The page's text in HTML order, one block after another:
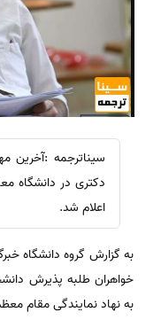
سیناترجمه
دکتری در دانشگاه
اعلام شد.
به گزارش گروه دانشگاه
خواهران طلبه پذیرش
به نهاد نمایندگی مقام